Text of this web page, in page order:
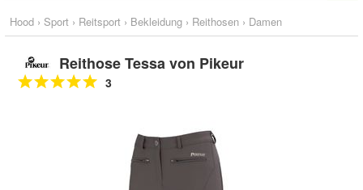
Hood › Sport › Reitsport › Bekleidung › Reithosen › Damen
Reithose Tessa von Pikeur
3